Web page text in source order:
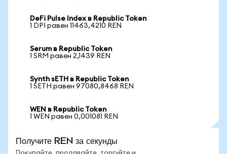
DeFi Pulse Index в Republic Token
1 DPI равен 11463,4210 REN
Serum в Republic Token
1 SRM равен 2,1439 REN
Synth sETH в Republic Token
1 SETH равен 97080,8468 REN
WEN в Republic Token
1 WEN равен 0,001081 REN
Получите REN за секунды